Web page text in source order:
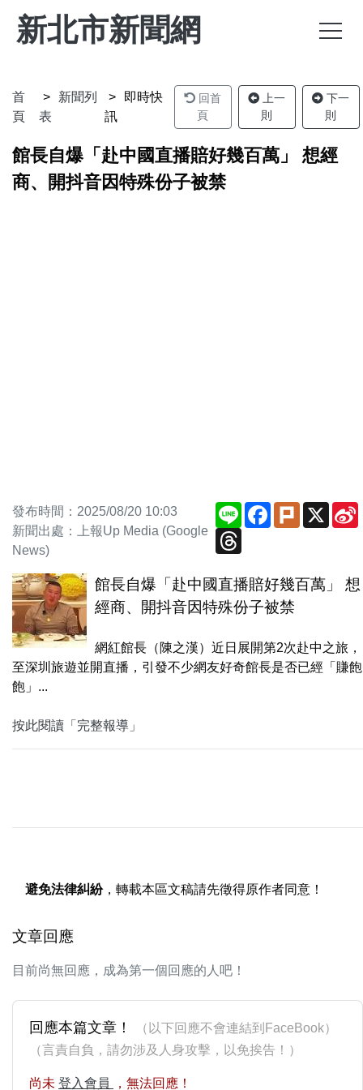
新北市新聞網
首
頁
新聞列
表
即時快
訊
回首
頁
上一
則
下一
則
館長自爆「赴中國直播賠好幾百萬」 想經
商、開抖音因特殊份子被禁
發布時間：2025/08/20 10:03
新聞出處：上報Up Media (Google
News)
Line Facebook
PlurkX
Threads
館長自爆「赴中國直播賠好幾百萬」 想
經商、開抖音因特殊份子被禁
網紅館長（陳之漢）近日展開第2次赴中之旅，
至深圳旅遊並開直播，引發不少網友好奇館長是否已經「賺飽
飽」...
按此閱讀「完整報導」
避免法律糾紛，轉載本區文稿請先徵得原作者同意！
文章回應
目前尚無回應，成為第一個回應的人吧！
回應本篇文章！
（以下回應不會連結到FaceBook）
（言責自負，請勿涉及人身攻擊，以免挨告！）
尚未 登入會員 ，無法回應！